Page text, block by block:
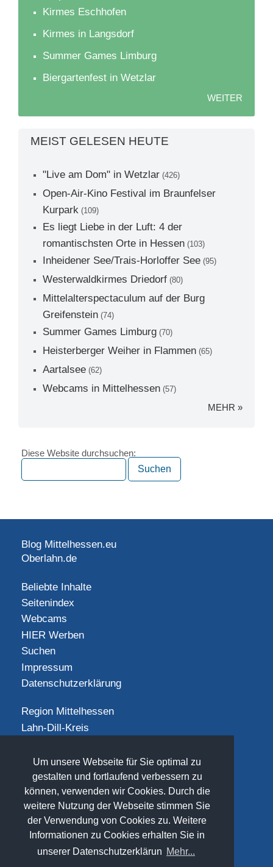
Um unsere Webseite für Sie optimal zu
gestalten und fortlaufend verbessern zu
können, verwenden wir Cookies. Durch die
weitere Nutzung der Webseite stimmen Sie
der Verwendung von Cookies zu. Weitere
Informationen zu Cookies erhalten Sie in
unserer Datenschutzerklärun Mehr...
Kirmes Eschhofen
Kirmes in Langsdorf
Summer Games Limburg
Biergartenfest in Wetzlar
WEITER
MEIST GELESEN HEUTE
"Live am Dom" in Wetzlar (426)
Open-Air-Kino Festival im Braunfelser
Kurpark (109)
Es liegt Liebe in der Luft: 4 der
romantischsten Orte in Hessen (103)
Inheidener See/Trais-Horloffer See (95)
Westerwaldkirmes Driedorf (80)
Mittelalterspectaculum auf der Burg
Greifenstein (74)
Summer Games Limburg (70)
Heisterberger Weiher in Flammen (65)
Aartalsee (62)
Webcams in Mittelhessen (57)
MEHR »
Diese Website durchsuchen:
Blog Mittelhessen.eu
Oberlahn.de
Beliebte Inhalte
Seitenindex
Webcams
HIER Werben
Suchen
Impressum
Datenschutzerklärung
Region Mittelhessen
Lahn-Dill-Kreis
Landkreis Limburg-Weilburg
Landkreis Marburg-Biedenkopf
Vogelsbergkreis
SOCIAL